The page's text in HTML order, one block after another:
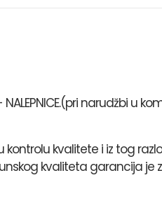
NALEPNICE.(pri
kontrolu kvalitete i iz tog
kvaliteta garancija je